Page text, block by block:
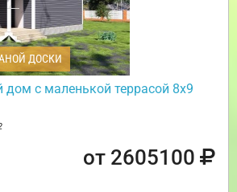
ДОСКИ
с маленькой террасой 8х9
от 2605100